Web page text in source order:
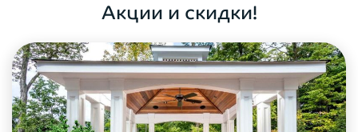
Акции и скидки!